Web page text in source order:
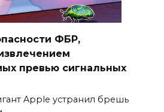
ФБР,
превью сигнальных
Apple устранил брешь